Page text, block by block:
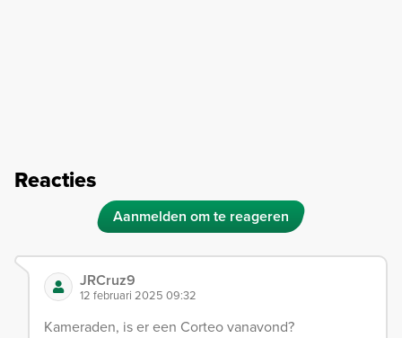
Reacties
Aanmelden om te reageren
JRCruz9
12 februari 2025 09:32
Kameraden, is er een Corteo vanavond?